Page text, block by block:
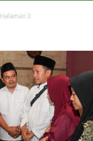
Halaman 3